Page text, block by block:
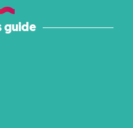
guide